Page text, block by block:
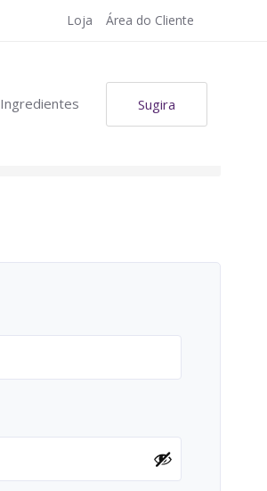
Loja Área do Cliente
Ingredientes Sugira